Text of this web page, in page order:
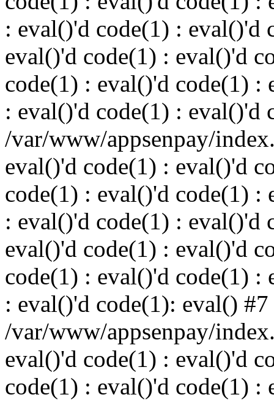
: eval()'d code(1) : eval()'d
eval()'d code(1) : eval()'d
code(1) : eval()'d code(1) :
: eval()'d code(1) : eval()'d
/var/www/appsenpay/
eval()'d code(1) : eval()'d
code(1) : eval()'d code(1) :
: eval()'d code(1) : eval()'d
eval()'d code(1) : eval()'d
code(1) : eval()'d code(1) :
: eval()'d code(1): eval() #7
/var/www/appsenpay/
eval()'d code(1) : eval()'d
code(1) : eval()'d code(1) :